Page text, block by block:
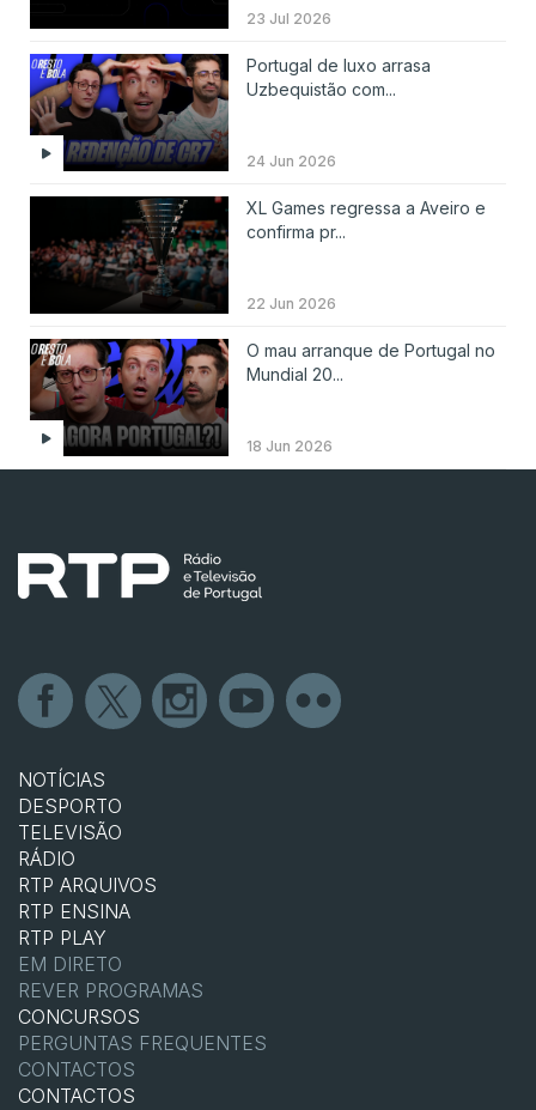
23 Jul 2026
Portugal de luxo arrasa
Uzbequistão com...
24 Jun 2026
XL Games regressa a Aveiro e
confirma pr...
22 Jun 2026
O mau arranque de Portugal no
Mundial 20...
18 Jun 2026
NOTÍCIAS
DESPORTO
TELEVISÃO
RÁDIO
RTP ARQUIVOS
RTP ENSINA
RTP PLAY
EM DIRETO
REVER PROGRAMAS
CONCURSOS
PERGUNTAS FREQUENTES
CONTACTOS
CONTACTOS